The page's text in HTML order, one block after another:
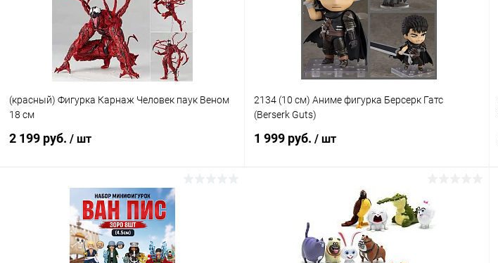
(красный) Фигурка Карнаж Человек паук Веном
18 см
2 199 руб. / шт
В корзину
Купить в 1 клик Сравнение
В избранное В наличии
2134 (10 см) Аниме фигурка Берсерк Гатс
(Berserk Guts)
1 999 руб. / шт
В корзину
Купить в 1 клик
В избранное